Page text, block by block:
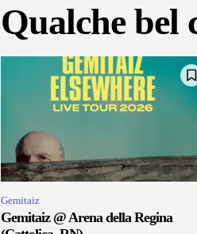
Qualche bel
Gemitaiz
Gemitaiz @ Arena della Regina